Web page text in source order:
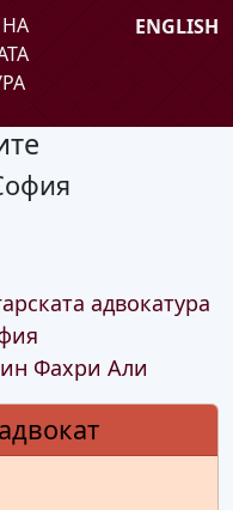
НА
ENGLISH
адвокатура
Фахри Али